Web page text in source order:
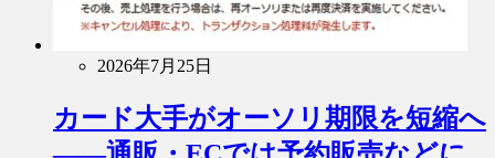
2026年7月25日
カード大手がオーソリ期限を短縮へ